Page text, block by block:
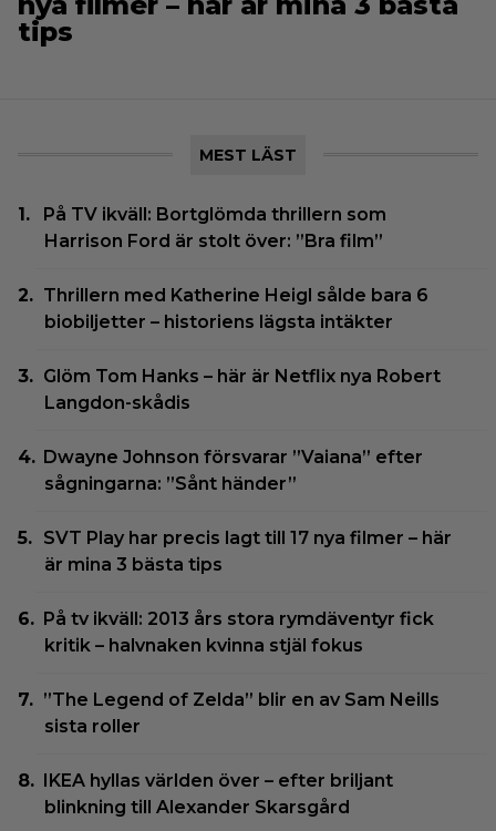
tips
MEST LÄST
På TV ikväll: Bortglömda thrillern som
Harrison Ford är stolt över: ”Bra film”
Thrillern med Katherine Heigl sålde bara 6
biobiljetter – historiens lägsta intäkter
Glöm Tom Hanks – här är Netflix nya Robert
Langdon-skådis
Dwayne Johnson försvarar ”Vaiana” efter
sågningarna: ”Sånt händer”
SVT Play har precis lagt till 17 nya filmer – här
är mina 3 bästa tips
På tv ikväll: 2013 års stora rymdäventyr fick
kritik – halvnaken kvinna stjäl fokus
”The Legend of Zelda” blir en av Sam Neills
sista roller
IKEA hyllas världen över – efter briljant
blinkning till Alexander Skarsgård